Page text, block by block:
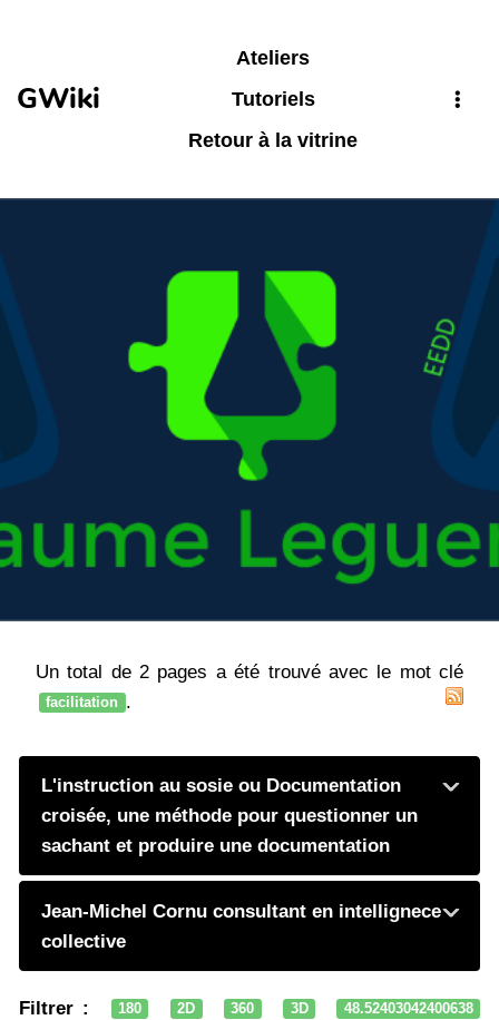
GWiki
Ateliers
Tutoriels
Retour à la vitrine
Un total de 2 pages a été trouvé avec le mot clé
facilitation .
L'instruction au sosie ou Documentation
croisée, une méthode pour questionner un
sachant et produire une documentation
Jean-Michel Cornu consultant en intellignece
collective
Filtrer : 180 2D 360 3D
48.52403042400638